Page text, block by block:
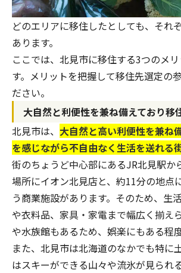
どのエリアに移住したとしても、それ
あります。
ここでは、北見市に移住する3つのメ
す。メリットを把握して移住先選定の
ださい。
大自然と利便性を兼ね備えており移
北見市は、 大自然と高い利便性を兼ね
を感じながら不自由なく生活を送れる
街のちょうど中心部にあるJR北見駅か
場所にイオン北見店と、約11分の地点
う商業施設があります。そのため、生
や衣料品、家具・家電まで幅広く揃え
や水族館もあるため、娯楽にもある程
また、北見市は北海道のなかでも特に
はスキーができる山々や流氷が見られ